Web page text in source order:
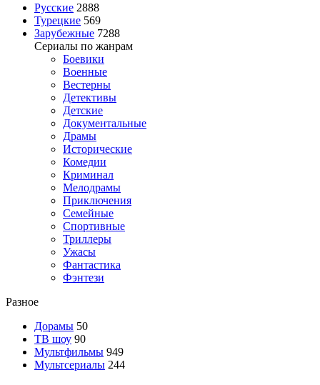
Русские 2888
Турецкие 569
Зарубежные 7288
Сериалы по жанрам
Боевики
Военные
Вестерны
Детективы
Детские
Документальные
Драмы
Исторические
Комедии
Криминал
Мелодрамы
Приключения
Семейные
Спортивные
Триллеры
Ужасы
Фантастика
Фэнтези
Разное
Дорамы 50
ТВ шоу 90
Мультфильмы 949
Мультсериалы 244